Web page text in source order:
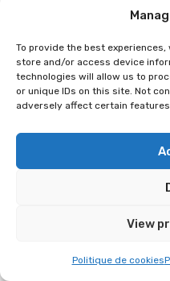
To provide the best
store and/or access device
technologies will allow us to
or unique IDs on this site. Not
adversely affect certain
View
Politique de cookies
Sie